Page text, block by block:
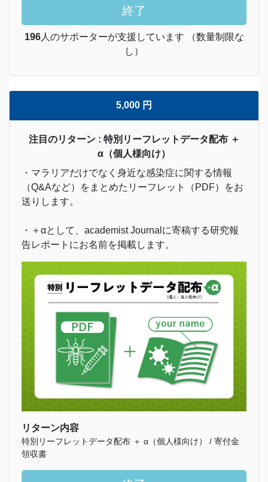
終了
196人のサポーターが支援しています （数量制限な
し）
5,000 円
注目のリターン : 特別リーフレットデータ配布 ＋
α（個人様向け）
・マラリアだけでなく身近な感染症に関する情報
（Q&Aなど）をまとめたリーフレット（PDF）をお
送りします。
・＋αとして、academist Journalに寄稿する研究報
告レポートにお名前を掲載します。
リターン内容
特別リーフレットデータ配布 ＋ α（個人様向け） / 寄付金
領収書